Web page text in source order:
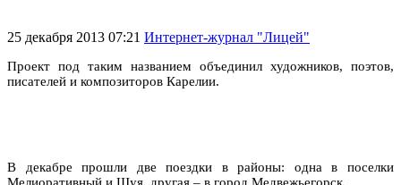
25 декабря 2013 07:21 Интернет-журнал "Лицей"
Проект под таким названием объединил художников, поэтов,
писателей и композиторов Карелии.
В декабре прошли две поездки в районы: одна в поселки